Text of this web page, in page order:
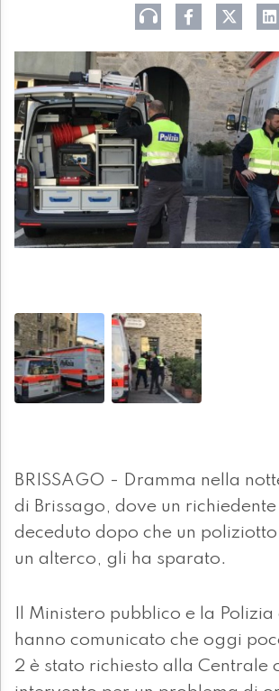
BRISSAGO - Dramma nella
di Brissago, dove un
deceduto dopo che un
un alterco, gli ha sparato.
Il Ministero pubblico e la Polizia
hanno comunicato che oggi
2 è stato richiesto alla Centrale